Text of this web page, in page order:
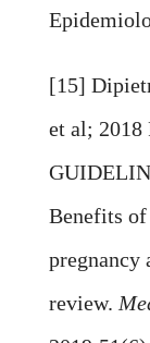
[15]
et al;
Benefits
pregnancy
review.